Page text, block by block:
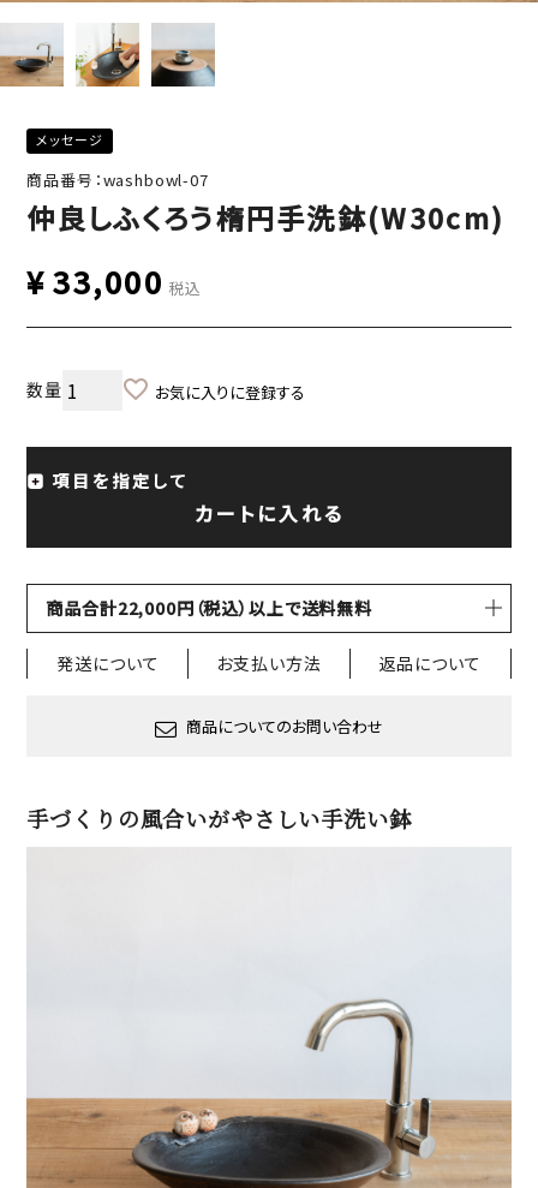
メッセージ
商品番号：washbowl-07
仲良しふくろう楕円手洗鉢(W30cm)
¥33,000 税込
お気に入りに登録する
項目を指定して
カートに入れる
商品合計22,000円（税込）以上で送料無料
発送について お支払い方法 返品について
商品についてのお問い合わせ
手づくりの風合いがやさしい手洗い鉢